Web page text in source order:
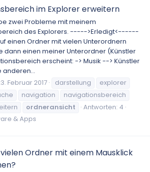
im Explorer erweitern
zwei Probleme mit meinem
des Explorers. ----->Erledigt<------
einen Ordner mit vielen Unterordnern
dann einen meiner Unterordner (Künstler
erscheint: -> Musik --> Künstler
anderen...
Februar 2017 darstellung
explorer
navigation
navigationsbereich
ordneransicht
Antworten: 4
& Apps
Ordner mit einem Mausklick